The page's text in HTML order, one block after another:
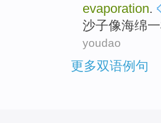
evaporation.
沙子像海绵
youdao
更多双语例句